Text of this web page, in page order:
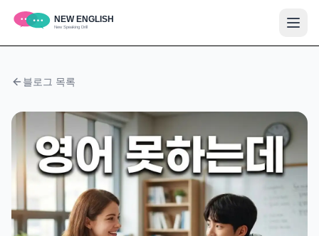
블로그 목록